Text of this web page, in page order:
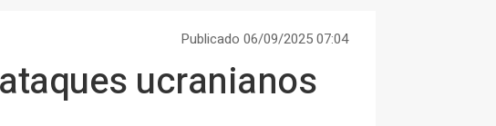
Publicado 06/09/2025 07:04
ucranianos